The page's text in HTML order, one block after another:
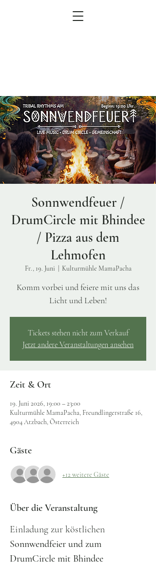
MEN
Ü
zum Veranstaltungskalender
Sonnwendfeuer /
DrumCircle mit Bhindee
/ Pizza aus dem
Lehmofen
Fr., 19. Juni Kulturmühle MamaPacha
Komm vorbei und feiere mit uns das
Licht und Leben!
Tickets stehen nicht zum Verkauf
Jetzt andere Veranstaltungen ansehen
Zeit & Ort
19. Juni 2026, 19:00 – 23:00
Kulturmühle MamaPacha, Freundlingerstraße 16,
4904 Atzbach, Österreich
Gäste
+12 weitere Gäste
Über die Veranstaltung
Einladung zur köstlichen
Sonnwendfeier und zum
DrumCircle mit Bhindee